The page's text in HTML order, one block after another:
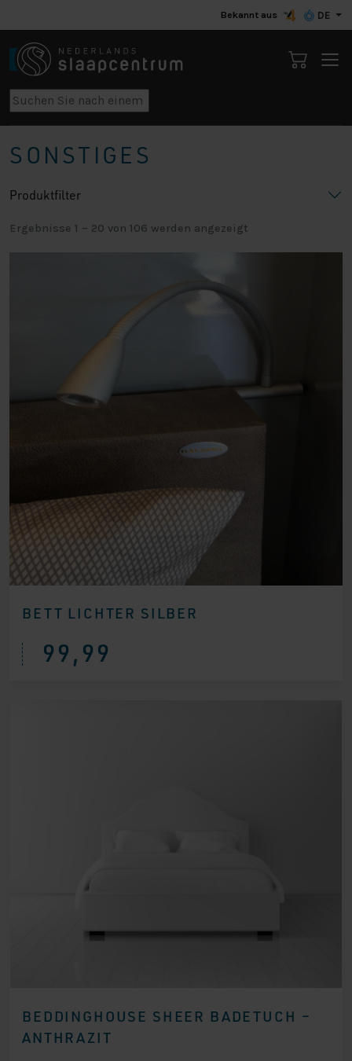
Bekannt aus DE
SONSTIGES
Produktfilter
Ergebnisse 1 – 20 von 106 werden angezeigt
BETT LICHTER SILBER
99,99
BEDDINGHOUSE SHEER BADETUCH –
ANTHRAZIT